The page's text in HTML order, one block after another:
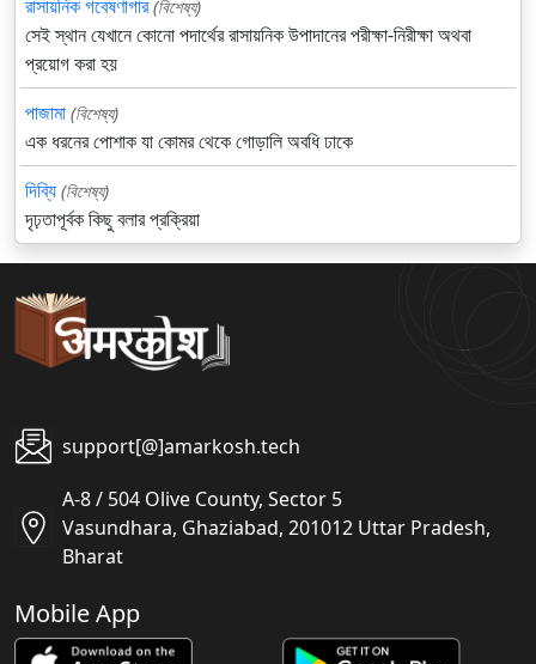
রাসায়নিক গবেষণাগার (বিশেষ্য)
সেই স্থান যেখানে কোনো পদার্থের রাসায়নিক উপাদানের পরীক্ষা-নিরীক্ষা অথবা
প্রয়োগ করা হয়
পাজামা (বিশেষ্য)
এক ধরনের পোশাক যা কোমর থেকে গোড়ালি অবধি ঢাকে
দিব্যি (বিশেষ্য)
দৃঢ়তাপূর্বক কিছু বলার প্রক্রিয়া
support[@]amarkosh.tech
A-8 / 504 Olive County, Sector 5
Vasundhara, Ghaziabad, 201012 Uttar Pradesh,
Bharat
Mobile App